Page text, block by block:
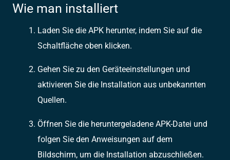
Wie man installiert
Laden Sie die APK herunter, indem Sie auf die
Schaltfläche oben klicken.
Gehen Sie zu den Geräteeinstellungen und
aktivieren Sie die Installation aus unbekannten
Quellen.
Öffnen Sie die heruntergeladene APK-Datei und
folgen Sie den Anweisungen auf dem
Bildschirm, um die Installation abzuschließen.